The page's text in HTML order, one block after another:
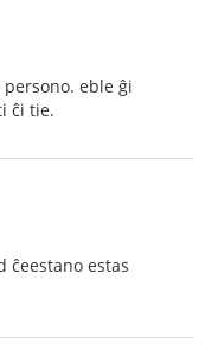
eble ĝi
ĉi tie.
ĉeestano estas